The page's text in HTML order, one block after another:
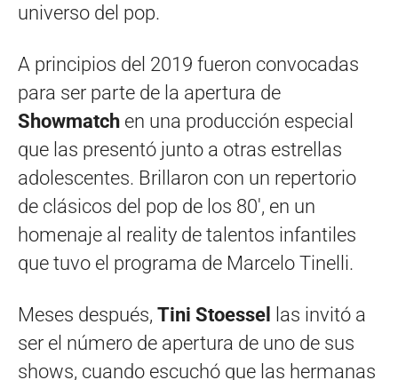
universo del pop.
A principios del 2019 fueron convocadas
para ser parte de la apertura de
Showmatch en una producción especial
que las presentó junto a otras estrellas
adolescentes. Brillaron con un repertorio
de clásicos del pop de los 80′, en un
homenaje al reality de talentos infantiles
que tuvo el programa de Marcelo Tinelli.
Meses después, Tini Stoessel
las invitó a
ser el número de apertura de uno de sus
shows, cuando escuchó que las hermanas